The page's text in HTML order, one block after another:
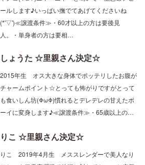
ールします♪いっぱい撫でてあげてくださいね
(*'▽')≪譲渡条件≫・60才以上の方は要後見
人。・単身者の方は要相…
しょうた ☆里親さん決定☆
2015年生 オス大きな身体でポッテリしたお腹が
チャームポイント☆とっても怖がりですがとって
も食いしん坊(ΦωΦ)慣れるとデレデレの甘えたボ
ーイに変身します♪≪譲渡条件≫・65歳以上の…
りこ ☆里親さん決定☆
りこ 2019年4月生 メススレンダーで美人なり
こちゃん♡天真爛漫で他猫に対してちょっと空気